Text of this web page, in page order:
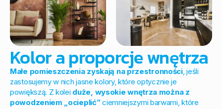
Kolor a proporcje wnętrza
Małe pomieszczenia zyskają na przestronności, jeśli
zastosujemy w nich jasne kolory, które optycznie je
powiększą. Z kolei duże, wysokie wnętrza można z
powodzeniem „ocieplić”ciemniejszymi barwami, które